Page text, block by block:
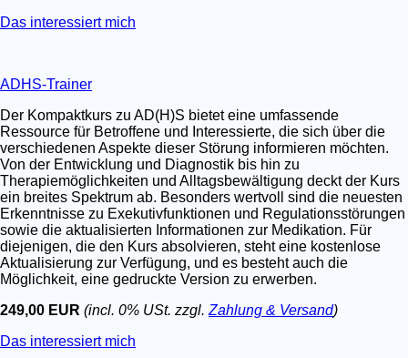
Das interessiert mich
ADHS-Trainer
Der Kompaktkurs zu AD(H)S bietet eine umfassende
Ressource für Betroffene und Interessierte, die sich über die
verschiedenen Aspekte dieser Störung informieren möchten.
Von der Entwicklung und Diagnostik bis hin zu
Therapiemöglichkeiten und Alltagsbewältigung deckt der Kurs
ein breites Spektrum ab. Besonders wertvoll sind die neuesten
Erkenntnisse zu Exekutivfunktionen und Regulationsstörungen
sowie die aktualisierten Informationen zur Medikation. Für
diejenigen, die den Kurs absolvieren, steht eine kostenlose
Aktualisierung zur Verfügung, und es besteht auch die
Möglichkeit, eine gedruckte Version zu erwerben.
249,00 EUR (incl. 0% USt. zzgl. Zahlung & Versand)
Das interessiert mich